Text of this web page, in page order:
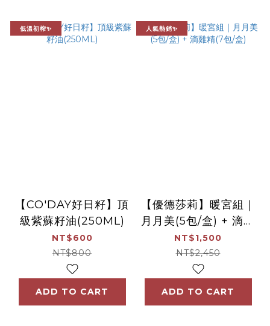
低溫初榨✨
【CO'DAY好日籽】頂
級紫蘇籽油(250ML)
NT$600
NT$800
ADD TO CART
人氣熱銷✨
【優德莎莉】暖宮組｜
月月美(5包/盒) + 滴雞
精(7包/盒)
NT$1,500
NT$2,450
ADD TO CART